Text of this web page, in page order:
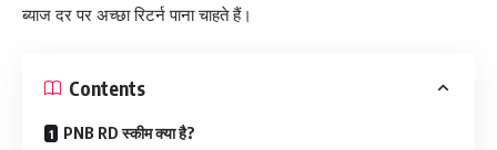
ब्याज दर पर अच्छा रिटर्न पाना चाहते हैं।
Contents
PNB RD स्कीम क्या है?